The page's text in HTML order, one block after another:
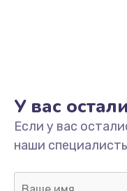
Замена/
У вас
Если у вас
наши